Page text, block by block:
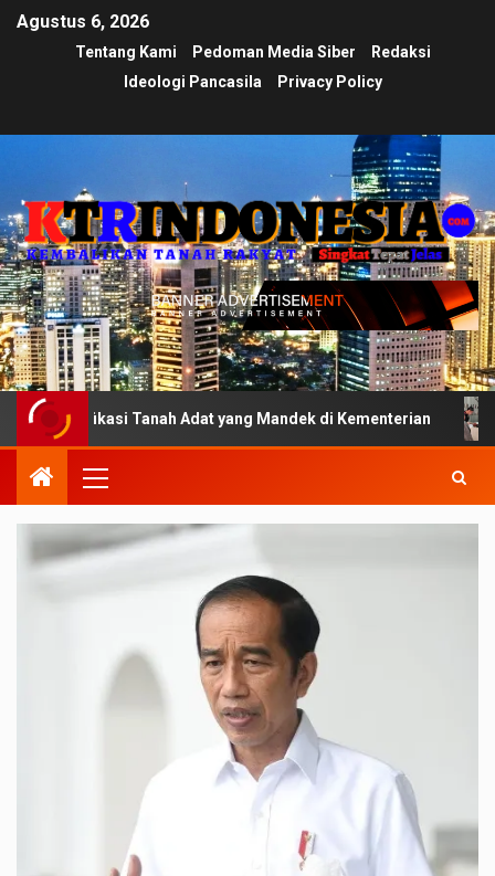
Agustus 6, 2026
Tentang Kami Pedoman Media Siber
Redaksi
Ideologi Pancasila
Privacy Policy
Tanah Adat yang Mandek di Kementerian Ujian